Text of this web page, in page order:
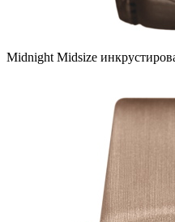
Midnight Midsize